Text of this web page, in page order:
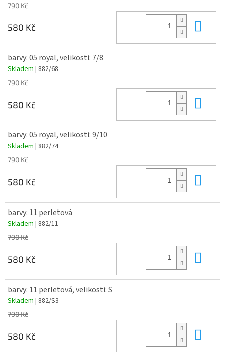
790 Kč
580 Kč
barvy: 05 royal, velikosti: 7/8
Skladem | 882/68
790 Kč
580 Kč
barvy: 05 royal, velikosti: 9/10
Skladem | 882/74
790 Kč
580 Kč
barvy: 11 perletová
Skladem | 882/11
790 Kč
580 Kč
barvy: 11 perletová, velikosti: S
Skladem | 882/S3
790 Kč
580 Kč